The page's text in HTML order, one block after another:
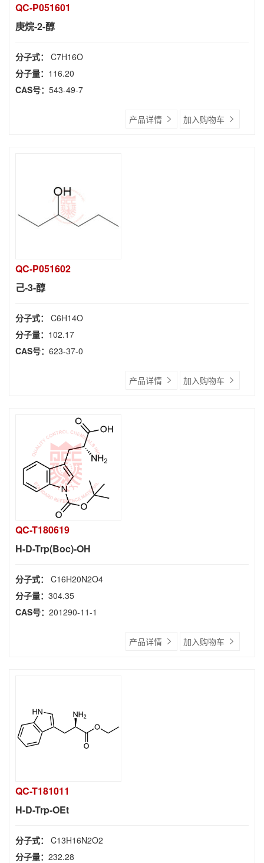
QC-P051601
庚烷-2-醇
分子式： C7H16O
分子量： 116.20
CAS号： 543-49-7
产品详情 加入购物车
QC-P051602
己-3-醇
分子式： C6H14O
分子量： 102.17
CAS号： 623-37-0
产品详情 加入购物车
QC-T180619
H-D-Trp(Boc)-OH
分子式： C16H20N2O4
分子量： 304.35
CAS号： 201290-11-1
产品详情 加入购物车
QC-T181011
H-D-Trp-OEt
分子式： C13H16N2O2
分子量： 232.28